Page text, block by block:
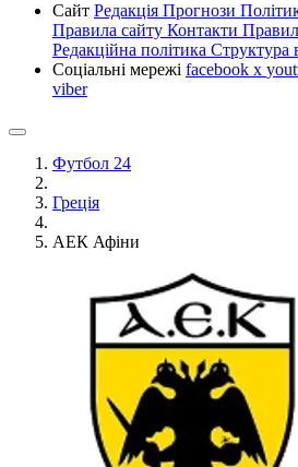
Сайт Редакція Прогнози
Правила сайту Контакти
Редакційна політика Структура
Соціальні мережі facebook x
viber
Футбол 24
Греція
АЕК Афіни